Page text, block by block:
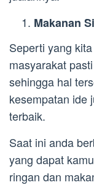
Makanan
Seperti yang
masyarakat
sehingga hal
kesempatan ide
terbaik.
Saat ini anda
yang dapat
ringan dan